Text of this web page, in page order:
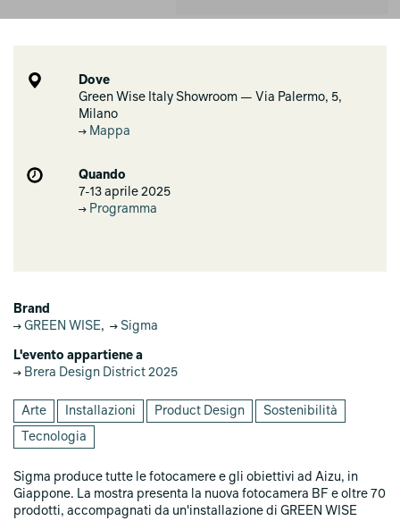
Dove
Green Wise Italy Showroom — Via Palermo, 5,
Milano
Mappa
Quando
7-13 aprile 2025
Programma
Brand
GREEN WISE, Sigma
L'evento appartiene a
Brera Design District 2025
Arte Installazioni Product Design Sostenibilità
Tecnologia
Sigma produce tutte le fotocamere e gli obiettivi ad Aizu, in
Giappone. La mostra presenta la nuova fotocamera BF e oltre 70
prodotti, accompagnati da un'installazione di GREEN WISE